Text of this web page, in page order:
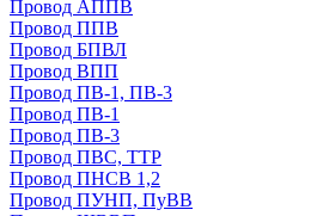
Провод АППВ
Провод ППВ
Провод БПВЛ
Провод ВПП
Провод ПВ-1, ПВ-3
Провод ПВ-1
Провод ПВ-3
Провод ПВС, ТТР
Провод ПНСВ 1,2
Провод ПУНП, ПуВВ